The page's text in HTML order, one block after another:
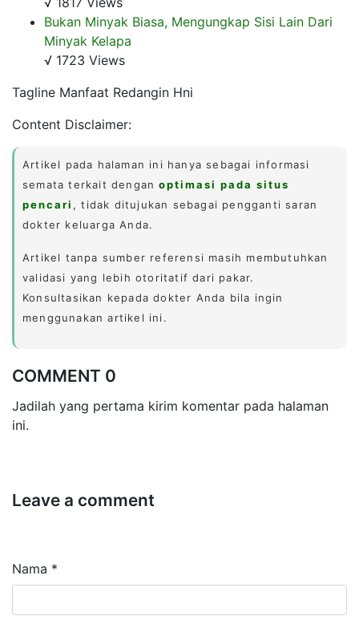
Bukan Minyak Biasa, Mengungkap Sisi Lain Dari
Minyak Kelapa
√ 1723 Views
Tagline Manfaat Redangin Hni
Content Disclaimer:
Artikel pada halaman ini hanya sebagai informasi
semata terkait denganoptimasi pada situs
pencari , tidak ditujukan sebagai pengganti saran
dokter keluarga Anda.
Artikel tanpa sumber referensi masih membutuhkan
validasi yang lebih otoritatif dari pakar.
Konsultasikan kepada dokter Anda bila ingin
menggunakan artikel ini.
COMMENT 0
Jadilah yang pertama kirim komentar pada halaman
ini.
Leave a comment
Nama *